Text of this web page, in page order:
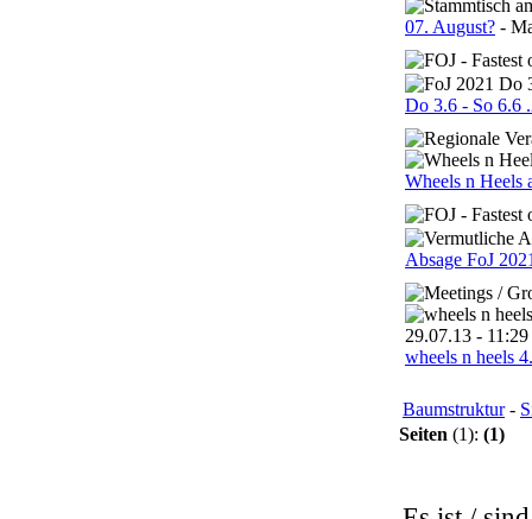
07. August? -
Do 3.6 - So 6.6
Wheels n Heels
Absage FoJ
wheels n heels
Baumstruktur-
Seiten (1): (1)